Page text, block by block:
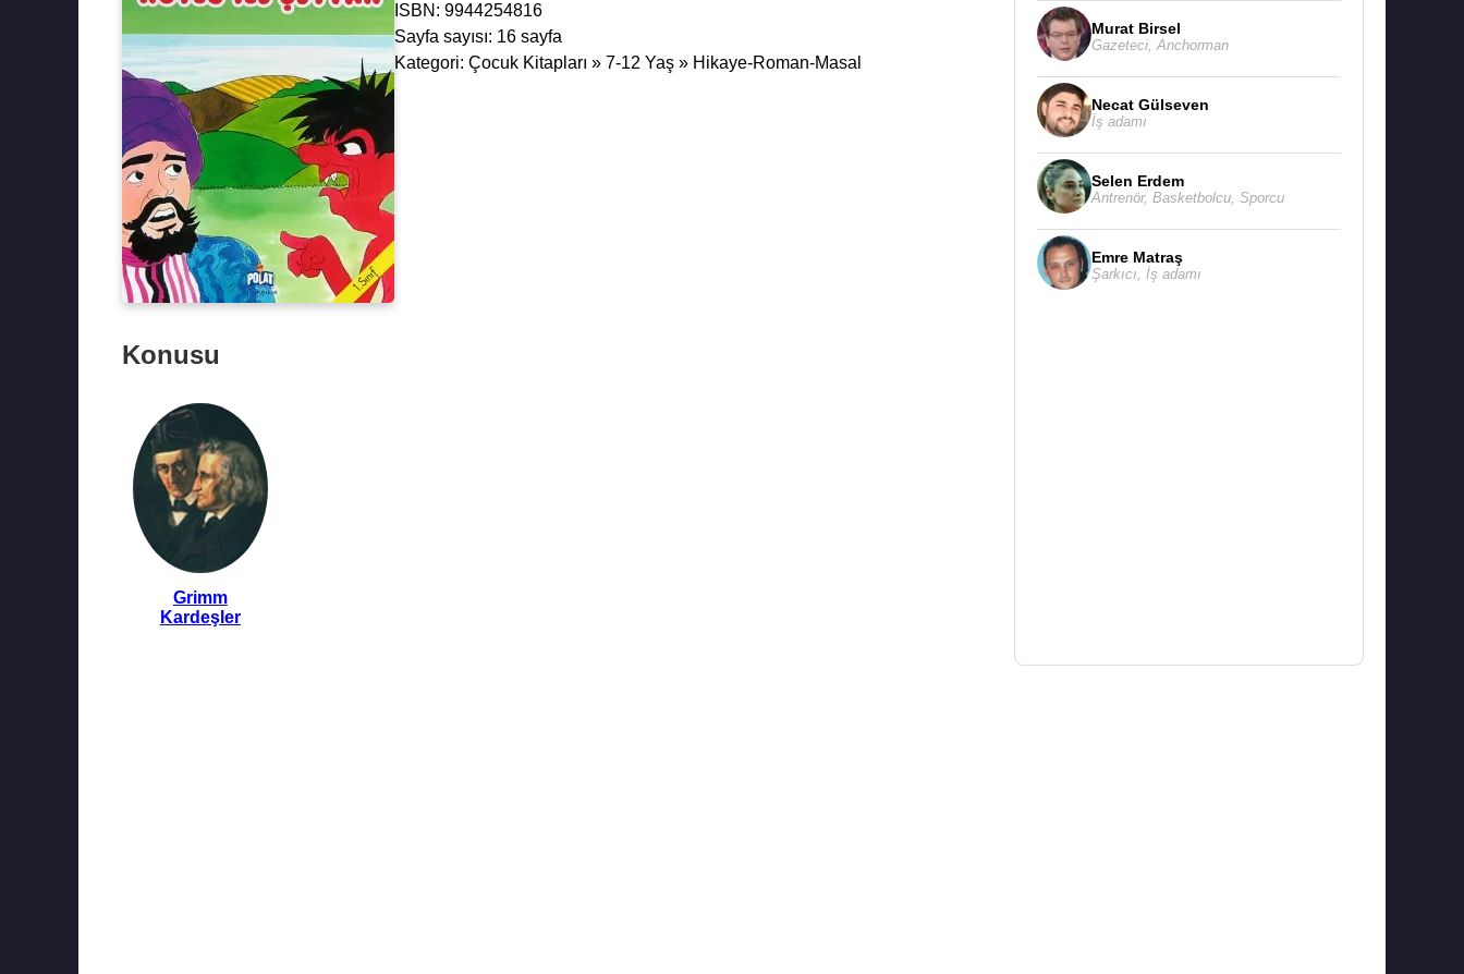
ISBN: 9944254816
Sayfa sayısı: 16 sayfa
Kategori: Çocuk Kitapları » 7-12 Yaş » Hikaye-Roman-Masal
Konusu
Grimm
Kardeşler
Murat Birsel
Gazeteci, Anchorman
Necat Gülseven
İş adamı
Selen Erdem
Antrenör, Basketbolcu, Sporcu
Emre Matraş
Şarkıcı İş adamı